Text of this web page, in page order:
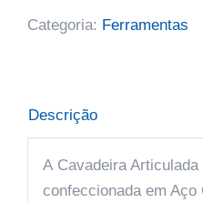
Categoria: Ferramentas
Descrição
A Cavadeira Articulada
confeccionada em Aço